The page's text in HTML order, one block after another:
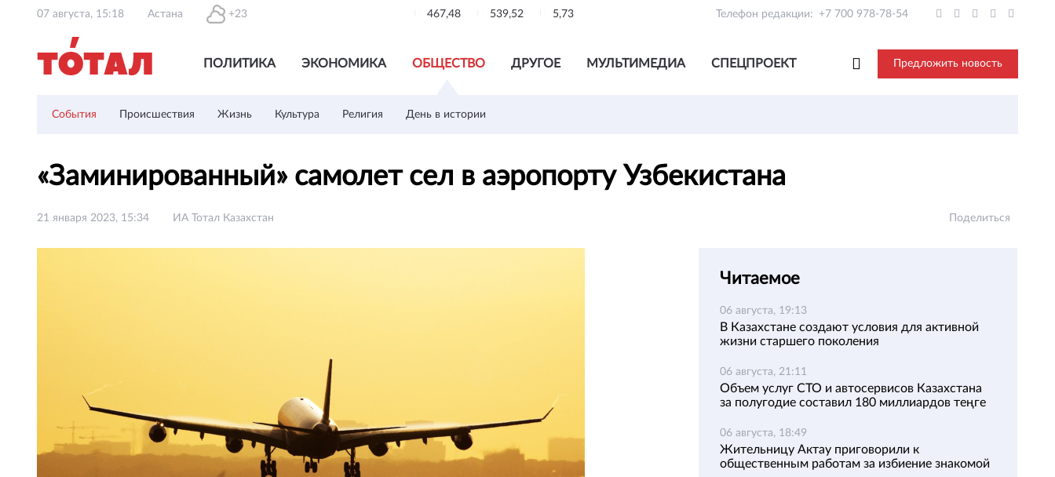
07 августа, 15:18 Астана +23 467,48 539,52 5,73 Телефон редакции: +7 700 978-78-54
ПОЛИТИКА ЭКОНОМИКА ОБЩЕСТВО ДРУГОЕ МУЛЬТИМЕДИА СПЕЦПРОЕКТ Предложить новость
События Происшествия Жизнь Культура Религия День в истории
«Заминированный» самолет сел в аэропорту Узбекистана
21 января 2023, 15:34 ИА Тотал Казахстан Поделиться
Читаемое
06 августа, 19:13
В Казахстане создают условия для активной
жизни старшего поколения
06 августа, 21:11
Объем услуг СТО и автосервисов Казахстана
за полугодие составил 180 миллиардов теңге
06 августа, 18:49
Жительницу Актау приговорили к
общественным работам за избиение знакомой